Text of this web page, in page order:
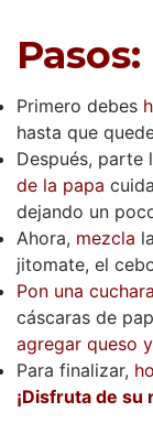
Pasos:
Primero debes
hasta que
Después, parte
de la papa
dejando un
Ahora, mezcla
jitomate, el
Pon una
cáscaras de
agregar queso
Para finalizar,
¡Disfruta de su